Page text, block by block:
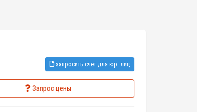
запросить счет для юр. лиц
Запрос цены